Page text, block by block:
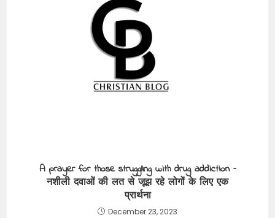
A prayer for those struggling with drug addiction –
नशीली दवाओं की लत से जूझ रहे लोगों के लिए एक
प्रार्थना
December 23, 2023